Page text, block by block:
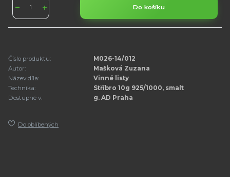
Do košíku
Číslo produktu:
M026-14/012
Autor:
Mašková Zuzana
Název díla:
Vinné listy
Technika:
Stříbro 10g 925/1000, smalt
Dostupné v:
g. AD Praha
Do oblíbených